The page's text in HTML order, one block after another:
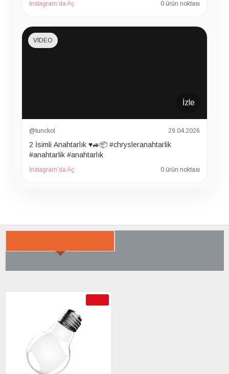
Instagram’da Aç 0 ürün noktası
İzle
VIDEO
@tunckol 29.04.2026
2 İsimli Anahtarlık ♥️🚙📦 #chrysleranahtarlik
#anahtarlik #anahtarlık
Instagram’da Aç 0 ürün noktası